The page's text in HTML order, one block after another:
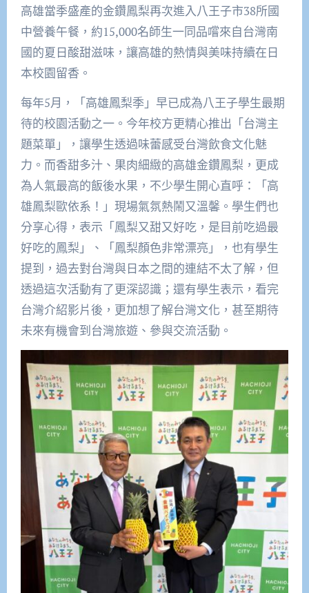
高雄當季盛產的金鑽鳳梨再次進入八王子市38所國
中營養午餐，約15,000名師生一同品嚐來自台灣南
國的夏日酸甜滋味，讓高雄的熱情與美味持續在日
本校園留香。
每年5月，「高雄鳳梨季」早已成為八王子學生最期
待的校園活動之一。今年校方更精心推出「台灣主
題菜單」，讓學生透過味蕾感受台灣飲食文化魅
力。而香甜多汁、果肉細緻的高雄金鑽鳳梨，更成
為人氣最高的飯後水果，不少學生開心直呼：「高
雄鳳梨歐依系！」現場氣氛熱鬧又溫馨。學生們也
分享心得，表示「鳳梨又甜又好吃，是目前吃過最
好吃的鳳梨」、「鳳梨顏色非常漂亮」，也有學生
提到，過去對台灣與日本之間的連結不太了解，但
透過這次活動有了更深認識；還有學生表示，看完
台灣介紹影片後，更加想了解台灣文化，甚至期待
未來有機會到台灣旅遊、參與交流活動。